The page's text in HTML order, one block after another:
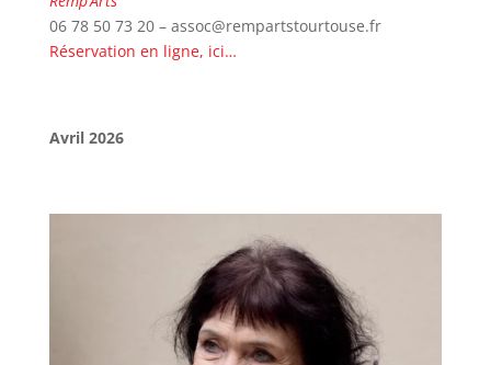
06 78 50 73 20 – assoc@rempartstourtouse.fr
Réservation en ligne, ici…
Avril 2026